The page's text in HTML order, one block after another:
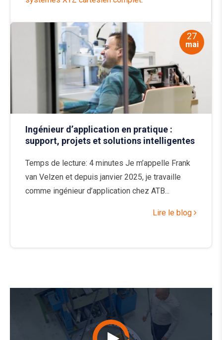
27
mai
Ingénieur d’application en pratique :
support, projets et solutions intelligentes
Temps de lecture: 4 minutes Je m’appelle Frank
van Velzen et depuis janvier 2025, je travaille
comme ingénieur d’application chez ATB...
Lire le blog